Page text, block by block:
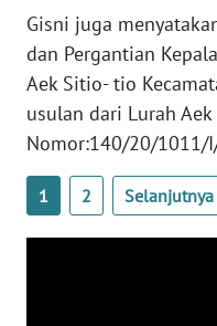
Gisni juga
dan Pergantian
Aek Sitio- tio
usulan dari Lurah
Nomor:140/20/1011/
1 2 Selanjutnya
WN
KALTARA
WN
KALSEL